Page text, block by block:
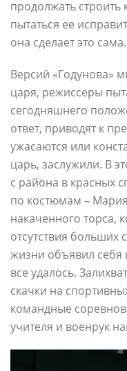
продолжать
пытаться ее
она сделает это сама.
Версий «Годунова»
царя, режиссеры
сегодняшнего
ответ, приводят к
ужасаются или
царь, заслужили. В
с района в красных
по костюмам –
накаченного торса,
отсутствия
жизни объявил
все удалось.
скачки на
командные
учителя и военрук